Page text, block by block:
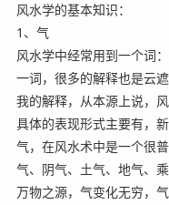
风水学的基本知识：
1、气
风水学中经常用到一个词
一词，很多的解释也是云遮
我的解释，从本源上说，
具体的表现形式主要有，
气，在风水术中是一个很
气、阴气、土气、地气、
万物之源，气变化无穷，